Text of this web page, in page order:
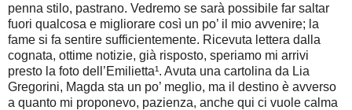
penna stilo, pastrano. Vedremo se sarà possibile far saltar
fuori qualcosa e migliorare così un po’ il mio avvenire; la
fame si fa sentire sufficientemente. Ricevuta lettera dalla
cognata, ottime notizie, già risposto, speriamo mi arrivi
presto la foto dell’Emilietta¹. Avuta una cartolina da Lia
Gregorini, Magda sta un po’ meglio, ma il destino è avverso
a quanto mi proponevo, pazienza, anche qui ci vuole calma